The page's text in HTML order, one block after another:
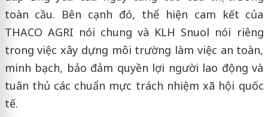
toàn cầu. Bên cạnh đó, thể hiện cam kết của
THACO AGRI nói chung và KLH Snuol nói riêng
trong việc xây dựng môi trường làm việc an toàn,
minh bạch, bảo đảm quyền lợi người lao động và
tuân thủ các chuẩn mực trách nhiệm xã hội quốc
tế.